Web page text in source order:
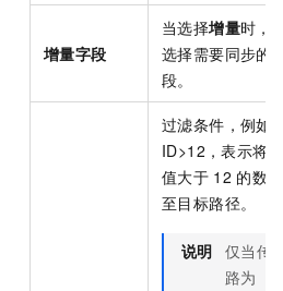
增量字段
当选择增量时，
选择需要同步的
段。
过滤条件，例如
ID>12，表示将
值大于 12 的数
至目标路径。
说明 仅当传
路为